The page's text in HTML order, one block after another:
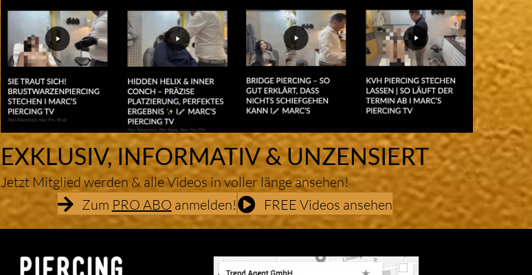
EXKLUSIV, INFORMATIV & UNZENSIERT
Jetzt Mitglied werden & alle Videos in voller länge ansehen!
Zum PRO ABO anmelden! FREE Videos ansehen